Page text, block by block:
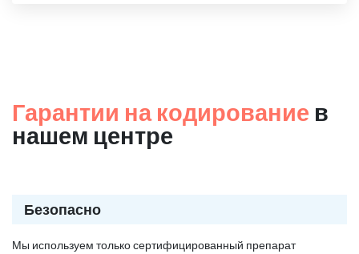
Гарантии на кодирование в
нашем центре
Безопасно
Мы используем только сертифицированный препарат